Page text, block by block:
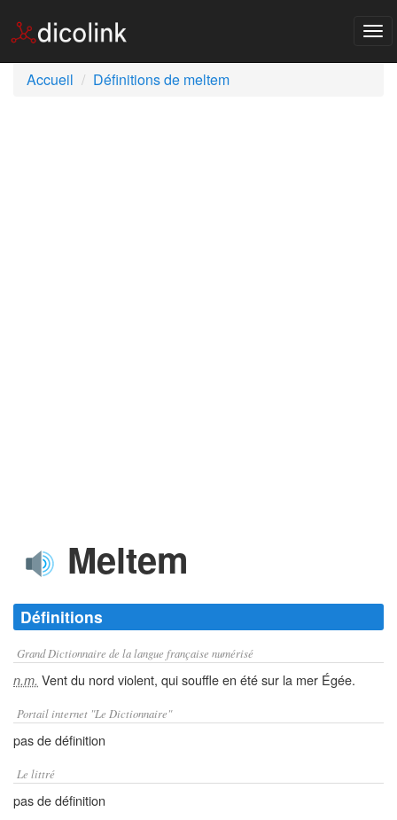
Accueil
Définitions de meltem
Meltem
Définitions
Grand Dictionnaire de la langue française numérisé
n.m. Vent du nord violent, qui souffle en été sur la mer Égée.
Portail internet "Le Dictionnaire"
pas de définition
Le littré
pas de définition